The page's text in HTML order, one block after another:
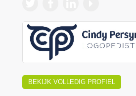
BEKIJK VOLLEDIG PROFIEL